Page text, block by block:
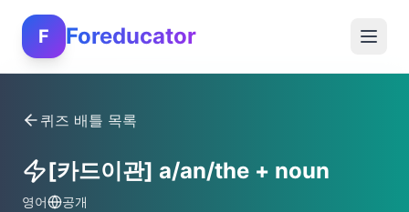
F Foreducator
퀴즈 배틀 목록
[카드이관] a/an/the + noun
영어 공개